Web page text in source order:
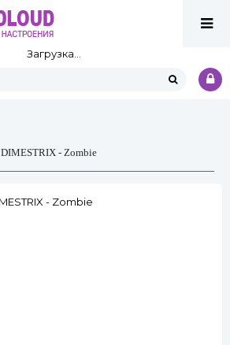
Загрузка...
DIMESTRIX - Zombie